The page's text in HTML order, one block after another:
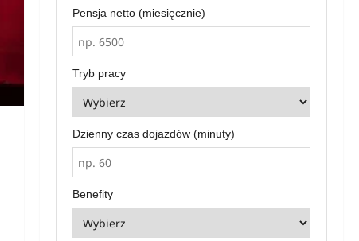
Pensja netto (miesięcznie)
Tryb pracy
Dzienny czas dojazdów (minuty)
Benefity